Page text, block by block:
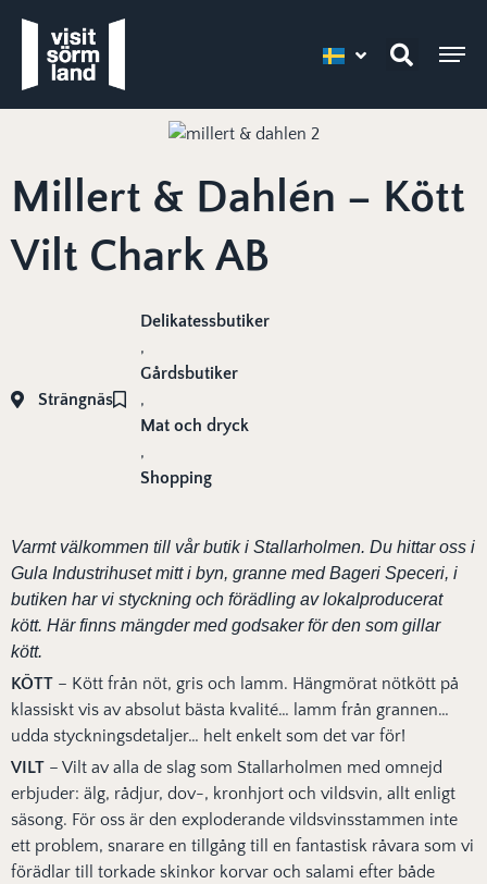
Millert & Dahlén – Kött
Vilt Chark AB
Strängnäs
Delikatessbutiker
,
Gårdsbutiker
,
Mat och dryck
,
Shopping
Varmt välkommen till vår butik i Stallarholmen. Du hittar oss i
Gula Industrihuset mitt i byn, granne med Bageri Speceri, i
butiken har vi styckning och förädling av lokalproducerat
kött. Här finns mängder med godsaker för den som gillar
kött.
KÖTT – Kött från nöt, gris och lamm. Hängmörat nötkött på
klassiskt vis av absolut bästa kvalité… lamm från grannen…
udda styckningsdetaljer… helt enkelt som det var för!
VILT – Vilt av alla de slag som Stallarholmen med omnejd
erbjuder: älg, rådjur, dov-, kronhjort och vildsvin, allt enligt
säsong. För oss är den exploderande vildsvinsstammen inte
ett problem, snarare en tillgång till en fantastisk råvara som vi
förädlar till torkade skinkor korvar och salami efter både